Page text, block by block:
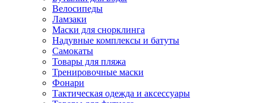
Велосипеды
Ламзаки
Маски для снорклинга
Надувные комплексы и батуты
Самокаты
Товары для пляжа
Тренировочные маски
Фонари
Тактическая одежда и аксессуары